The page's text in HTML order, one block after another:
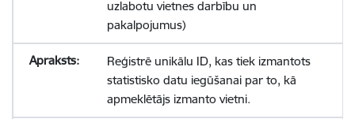
uzlabotu vietnes darbību un
pakalpojumus)
Reģistrē unikālu ID, kas tiek izmantots
statistisko datu iegūšanai par to, kā
apmeklētājs izmanto vietni.